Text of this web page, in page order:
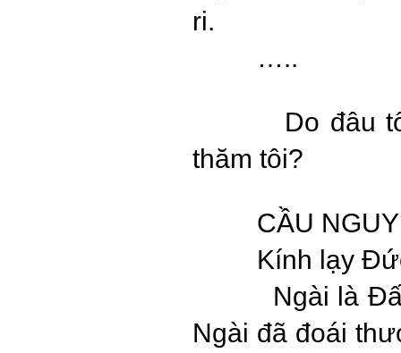
ri.
…..
Do đâu
thăm tôi?
CẦU
Kính lạy
Ngài là
Ngài đã đoái